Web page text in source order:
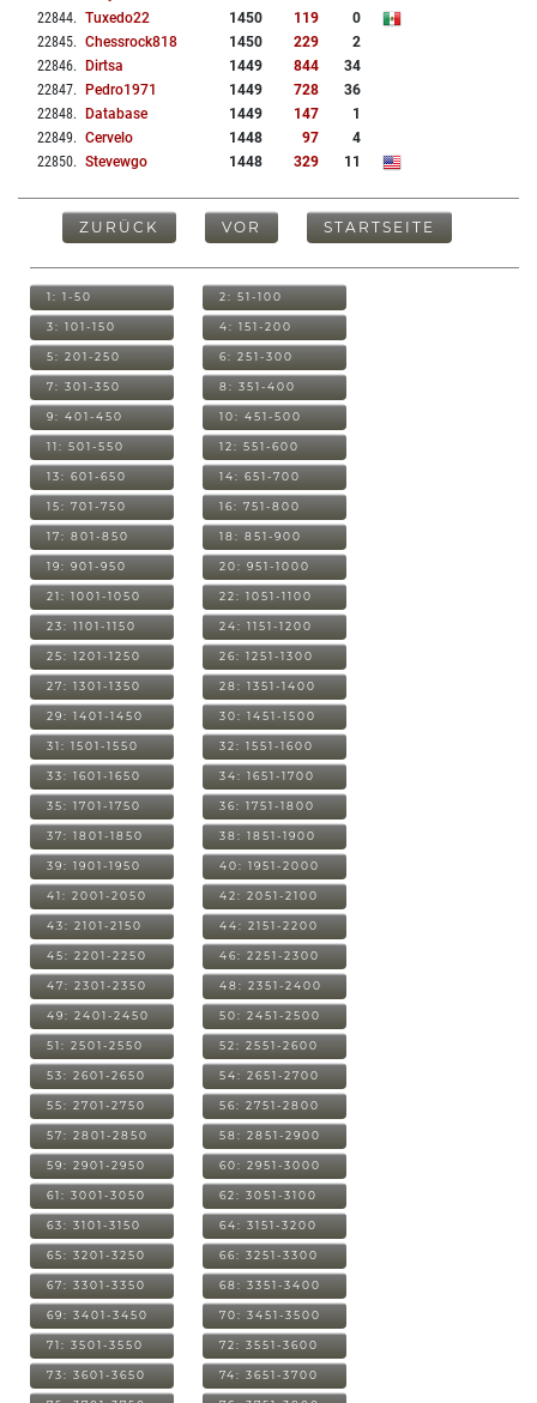
22844. Tuxedo22 1450 119
0
22845. Chessrock818 1450 229
2
22846. Dirtsa 1449 844
34
22847. Pedro1971 1449 728
36
22848. Database 1449 147
1
22849. Cervelo 1448 97
4
22850. Stevewgo 1448 329 11
ZURÜCK VOR STARTSEITE
1: 1-50 2: 51-100
3: 101-150 4: 151-200
5: 201-250 6: 251-300
7: 301-350 8: 351-400
9: 401-450 10: 451-500
11: 501-550 12: 551-600
13: 601-650 14: 651-700
15: 701-750 16: 751-800
17: 801-850 18: 851-900
19: 901-950 20: 951-1000
21: 1001-1050 22: 1051-1100
23: 1101-1150 24: 1151-1200
25: 1201-1250 26: 1251-1300
27: 1301-1350 28: 1351-1400
29: 1401-1450 30: 1451-1500
31: 1501-1550 32: 1551-1600
33: 1601-1650 34: 1651-1700
35: 1701-1750 36: 1751-1800
37: 1801-1850 38: 1851-1900
39: 1901-1950 40: 1951-2000
41: 2001-2050 42: 2051-2100
43: 2101-2150 44: 2151-2200
45: 2201-2250 46: 2251-2300
47: 2301-2350 48: 2351-2400
49: 2401-2450 50: 2451-2500
51: 2501-2550 52: 2551-2600
53: 2601-2650 54: 2651-2700
55: 2701-2750 56: 2751-2800
57: 2801-2850 58: 2851-2900
59: 2901-2950 60: 2951-3000
61: 3001-3050 62: 3051-3100
63: 3101-3150 64: 3151-3200
65: 3201-3250 66: 3251-3300
67: 3301-3350 68: 3351-3400
69: 3401-3450 70: 3451-3500
71: 3501-3550 72: 3551-3600
73: 3601-3650 74: 3651-3700